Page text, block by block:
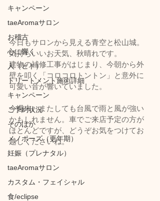
キャンペーン
taeAromaサロン
お稽古
心に響く
人（ヒト）
トリートメント施術詳細
キャンペーン
ご予約状況
そのほか
メノポーズ（更年期）
妊娠（プレナタル）
taeAromaサロン
カスタム・フェイシャル
食/eclipse
今日もサロンから見える青空と松山城。
気持ちいいお天気、秋晴れです。
建物の補修工事がはじまり、今朝から外
壁を叩く「コロコロトントン」と意外に
可愛い音が響いていました。
今週末、またしても台風で雨と風が強い
かもしれません。車でご来店予定の方が
ほとんどですが、どうぞお気をつけてお
越しくださいね。